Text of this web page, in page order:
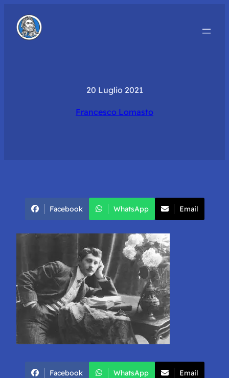
20 Luglio 2021
Francesco Lomasto
Facebook WhatsApp Email
Facebook WhatsApp Email